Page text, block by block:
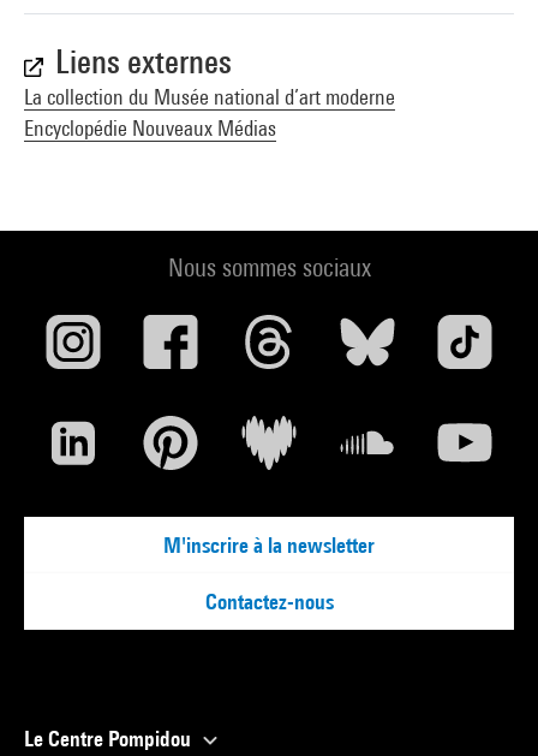
Liens externes
La collection du Musée national d’art moderne
Encyclopédie Nouveaux Médias
Nous sommes sociaux
M'inscrire à la newsletter
Contactez-nous
Le Centre Pompidou